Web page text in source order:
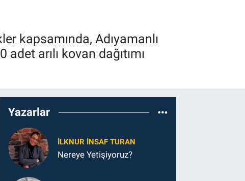
kapsamında, Adıyamanlı
arılı kovan dağıtımı
Yazarlar
İLKNUR İNSAF TURAN
Nereye Yetişiyoruz?